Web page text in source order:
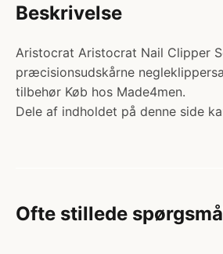
Beskrivelse
Aristocrat Aristocrat Nail Clipper
præcisionsudskårne
tilbehør Køb hos Made4men.
Dele af indholdet på denne side
Ofte stillede